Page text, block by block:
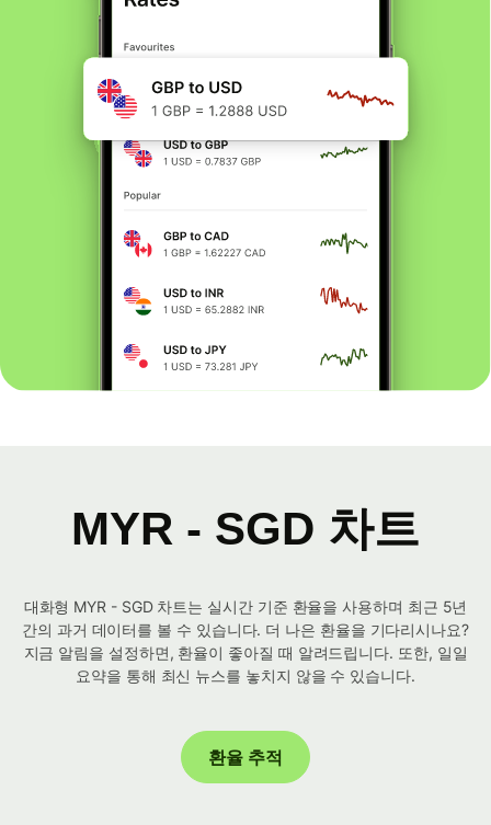
MYR - SGD 차트
대화형 MYR - SGD 차트는 실시간 기준 환율을 사용하며 최근 5년
간의 과거 데이터를 볼 수 있습니다. 더 나은 환율을 기다리시나요?
지금 알림을 설정하면, 환율이 좋아질 때 알려드립니다. 또한, 일일
요약을 통해 최신 뉴스를 놓치지 않을 수 있습니다.
환율 추적